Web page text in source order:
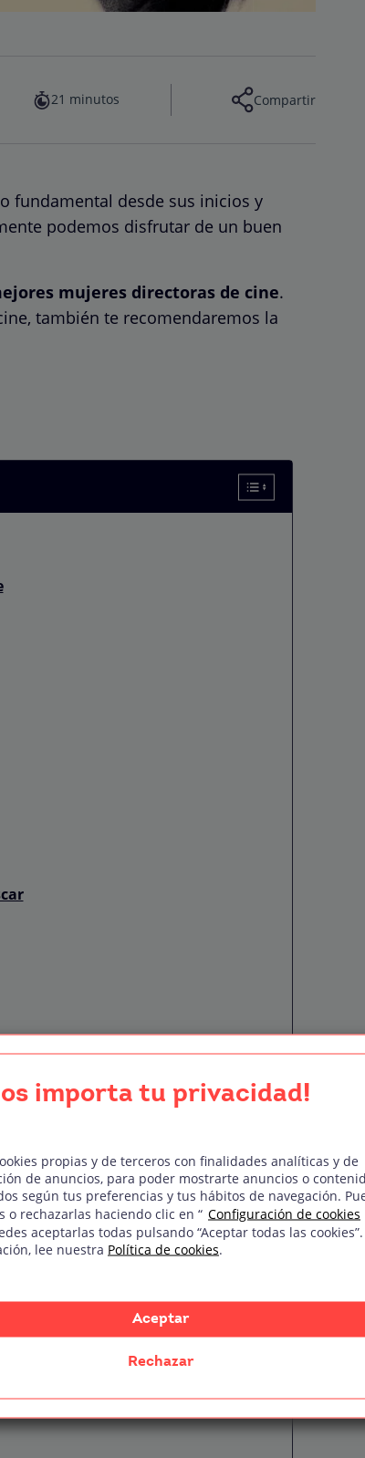
21 minutos Compartir
fundamental desde sus inicios y
podemos disfrutar de un buen
mujeres directoras de cine.
también te recomendaremos la
actualmente
importa tu privacidad!
propias y de terceros con finalidades analíticas y de
de anuncios, para poder mostrarte anuncios o
según tus preferencias y tus hábitos de navegación.
o rechazarlas haciendo clic en “ Configuración de cookies
aceptarlas todas pulsando “Aceptar todas las
lee nuestra Política de cookies.
Aceptar
Rechazar